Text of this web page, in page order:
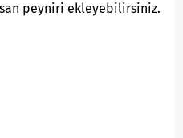
peyniri ekleyebilirsiniz.